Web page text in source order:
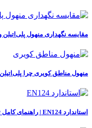
مقایسه نگهداری منهول
منهول مناطق کویری چرا
استاندارد EN124 | راهنمای کامل تولید و اجرای دریچه‌ های منهول